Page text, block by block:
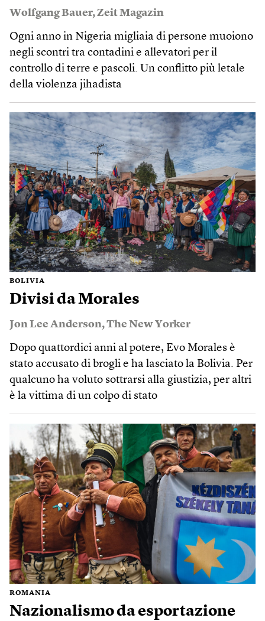
Wolfgang Bauer,Zeit Magazin
Ogni anno in Nigeria migliaia di persone muoiono
negli scontri tra contadini e allevatori per il
controllo di terre e pascoli. Un conflitto più letale
della violenza jihadista
BOLIVIA
Divisi da Morales
Jon Lee Anderson,The New Yorker
Dopo quattordici anni al potere, Evo Morales è
stato accusato di brogli e ha lasciato la Bolivia. Per
qualcuno ha voluto sottrarsi alla giustizia, per altri
è la vittima di un colpo di stato
ROMANIA
Nazionalismo da esportazione